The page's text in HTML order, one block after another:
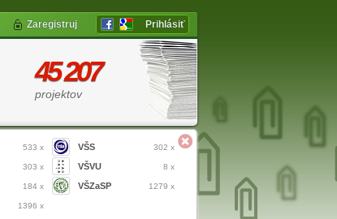
Zaregistruj Prihlásiť
45 207
projektov
533 x
303 x
184 x
1396 x
VŠS 302 x
VŠVU 8 x
VŠZaSP 1279 x